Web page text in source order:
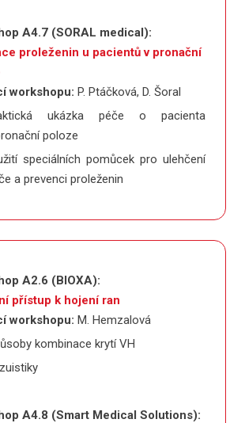
A4.7 (SORAL medical):
proleženin u pacientů v pronační
workshopu: P. Ptáčková, D. Šoral
ukázka péče o pacienta
poloze
speciálních pomůcek pro ulehčení
a prevenci proleženin
A2.6 (BIOXA):
přístup k hojení ran
workshopu: M. Hemzalová
kombinace krytí VH
A4.8 (Smart Medical Solutions):